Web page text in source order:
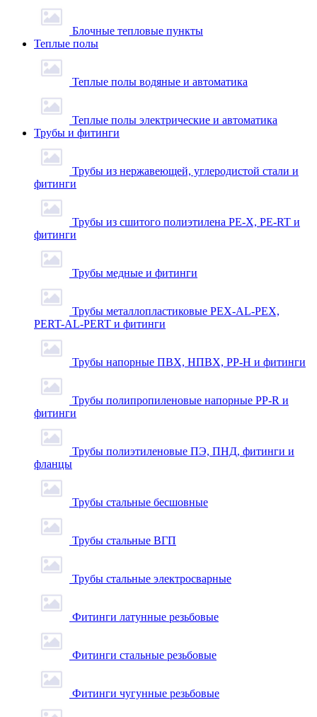
Блочные тепловые пункты
Теплые полы
Теплые полы водяные и автоматика
Теплые полы электрические и автоматика
Трубы и фитинги
Трубы из нержавеющей, углеродистой стали и
фитинги
Трубы из сшитого полиэтилена PE-X, PE-RT и
фитинги
Трубы медные и фитинги
Трубы металлопластиковые PEX-AL-PEX,
PERT-AL-PERT и фитинги
Трубы напорные ПВХ, НПВХ, PP-H и фитинги
Трубы полипропиленовые напорные PP-R и
фитинги
Трубы полиэтиленовые ПЭ, ПНД, фитинги и
фланцы
Трубы стальные бесшовные
Трубы стальные ВГП
Трубы стальные электросварные
Фитинги латунные резьбовые
Фитинги стальные резьбовые
Фитинги чугунные резьбовые